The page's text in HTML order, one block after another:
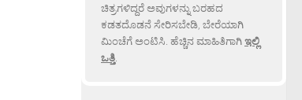
ಚಿತ್ರಗಳಿದ್ದರೆ ಅವುಗಳನ್ನು ಬರಹದ
ಕಡತದೊಡನೆ ಸೇರಿಸಬೇಡಿ, ಬೇರೆಯಾಗಿ
ಮಿಂಚೆಗೆ ಅಂಟಿಸಿ. ಹೆಚ್ಚಿನ ಮಾಹಿತಿಗಾಗಿಇಲ್ಲಿ
ಒತ್ತಿ.